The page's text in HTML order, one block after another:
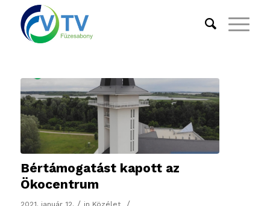
Bértámogatást kapott az
Ökocentrum
2021. január 12. / in Közélet /